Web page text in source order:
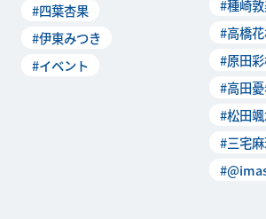
#四葉杏果
#伊東みつき
#イベント
#種崎
#高橋
#原田
#高田
#松田
#三宅